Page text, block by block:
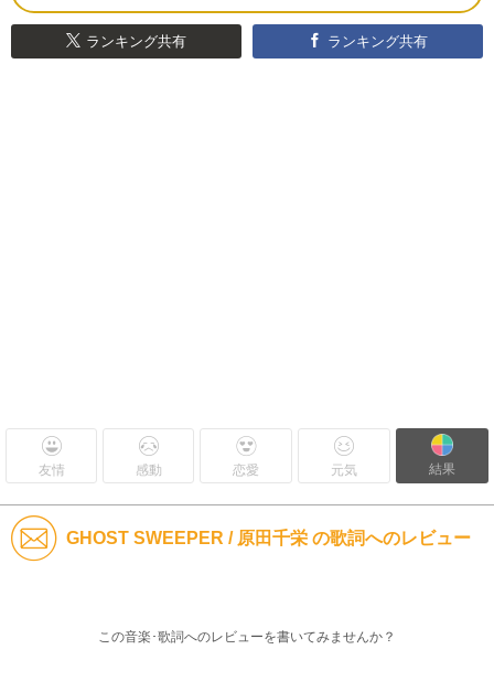
ランキング共有 ランキング共有
友情 感動 恋愛 元気 結果
GHOST SWEEPER / 原田千栄 の歌詞へのレビュー
この音楽･歌詞へのレビューを書いてみませんか？